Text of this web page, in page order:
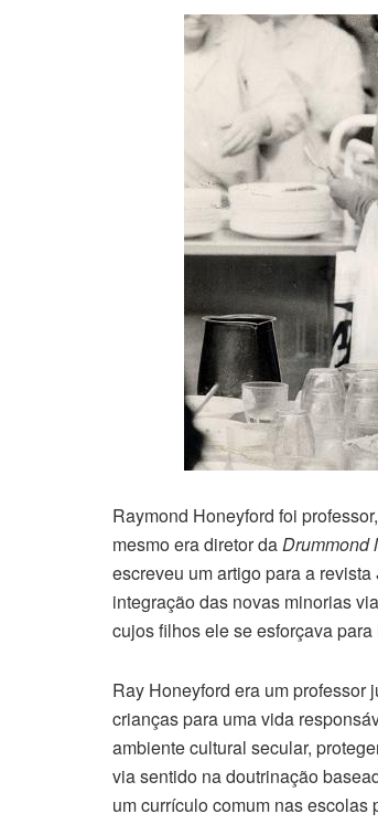
Raymond Honeyford foi
mesmo era diretor daDrummond
escreveu um artigo para a revista
integração das novas minorias
cujos filhos ele se esforçava para
Ray Honeyford era um professor
crianças para uma vida
ambiente cultural secular,
via sentido na doutrinação
um currículo comum nas escolas